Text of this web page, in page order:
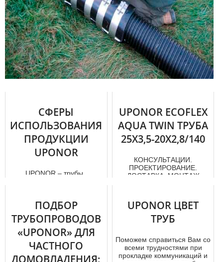
СФЕРЫ
ИСПОЛЬЗОВАНИЯ
ПРОДУКЦИИ
UPONOR
UРОNОR – тpубы ,
. Для их произв...
UPONOR ECOFLEX
AQUA TWIN ТРУБА
25X3,5-20X2,8/140
КОНСУЛЬТАЦИИ.
ПРОЕКТИРОВАНИЕ.
ДОСТАВКА. МОНТАЖ
интерне...
ПОДБОР
ТРУБОПРОВОДОВ
«UPONOR» ДЛЯ
ЧАСТНОГО
ДОМОВЛАДЕНИЯ:
UPONOR ЦВЕТ
ТРУБ
Поможем справиться Вам со
всеми трудностями при
прокладке коммуникаций и